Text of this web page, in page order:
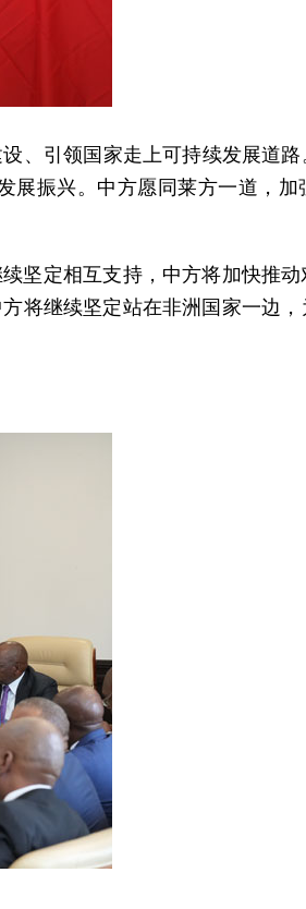
、引领国家走上可持续发展道路
展振兴。中方愿同莱方一道，加
坚定相互支持，中方将加快推
将继续坚定站在非洲国家一边